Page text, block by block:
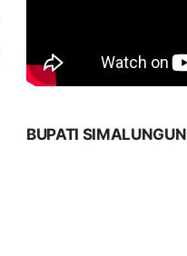
BUPATI SIMALUNGUN